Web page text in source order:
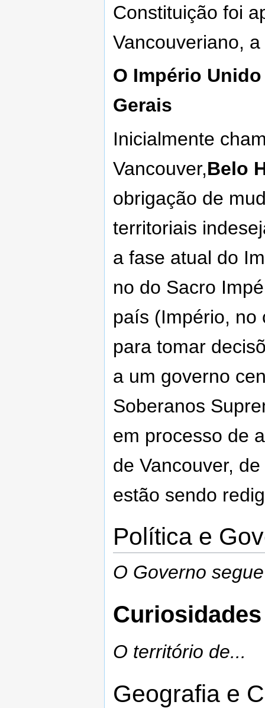
Constituição foi
Vancouveriano,
O Império
Gerais
Inicialmente
Vancouver,Belo
obrigação de
territoriais
a fase atual do
no do Sacro
país (Império, no
para tomar
a um governo
Soberanos
em processo de
de Vancouver,
estão sendo
Política e
O Governo
Curiosidades
O território de...
Geografia e